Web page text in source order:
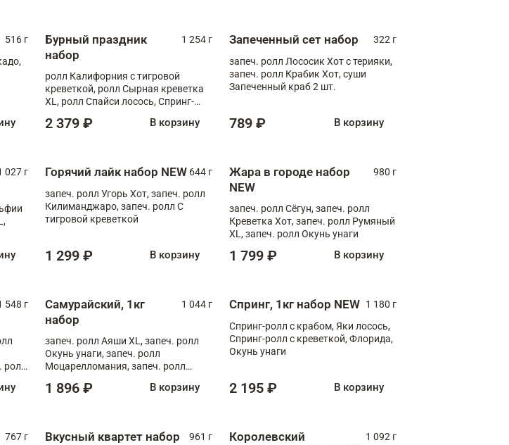
516 г
Бурный праздник
набор
1 254 г
ролл Калифорния с тигровой
креветкой, ролл Сырная креветка
XL, ролл Спайси лосось, Спринг-
Медовая креветка
2 379 ₽ В корзину
Запеченный сет набор
322 г
запеч. ролл Лососик Хот с терияки,
запеч. ролл Крабик Хот, суши
Запеченный краб 2 шт.
789 ₽ В корзину
027 г Горячий лайк набор NEW 644 г
запеч. ролл Угорь Хот, запеч. ролл
Килиманджаро, запеч. ролл С
тигровой креветкой
1 299 ₽ В корзину
Жара в городе набор
NEW
980 г
запеч. ролл Сёгун, запеч. ролл
Креветка Хот, запеч. ролл Румяный
XL, запеч. ролл Окунь унаги
1 799 ₽ В корзину
548 г
ролл
Самурайский, 1кг
набор
1 044 г
запеч. ролл Аяши XL, запеч. ролл
Окунь унаги, запеч. ролл
Моцарелломания, запеч. ролл
1 896 ₽ В корзину
Спринг, 1кг набор NEW 1 180 г
Спринг-ролл с крабом, Яки лосось,
Спринг-ролл с креветкой, Флорида,
Окунь унаги
2 195 ₽ В корзину
767 г
Вкусный квартет набор
961 г
Королевский
1 092 г